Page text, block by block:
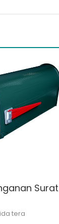
Surat
tera